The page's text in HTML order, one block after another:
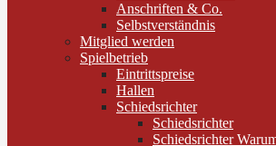
Anschriften & Co.
Selbstverständnis
Mitglied werden
Spielbetrieb
Eintrittspreise
Hallen
Schiedsrichter
Schiedsrichter
Schiedsrichter